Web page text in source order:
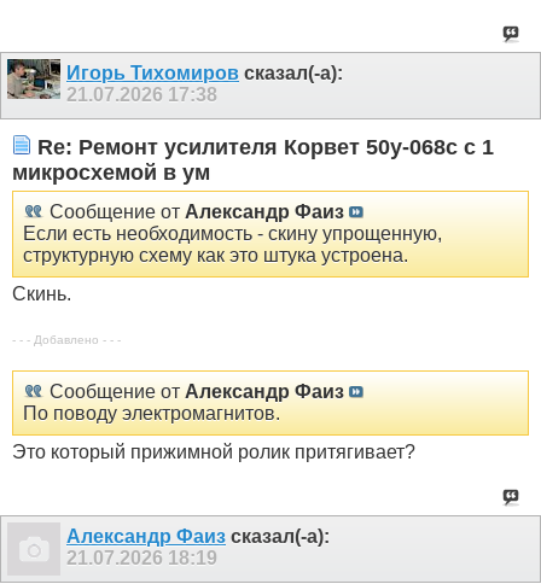
Игорь Тихомиров сказал(-а):
21.07.2026 17:38
Re: Ремонт усилителя Корвет 50у-068с с 1
микросхемой в ум
Сообщение от Александр Фаиз
Если есть необходимость - скину упрощенную,
структурную схему как это штука устроена.
Скинь.
- - - Добавлено - - -
Сообщение от Александр Фаиз
По поводу электромагнитов.
Это который прижимной ролик притягивает?
Александр Фаиз сказал(-а):
21.07.2026 18:19